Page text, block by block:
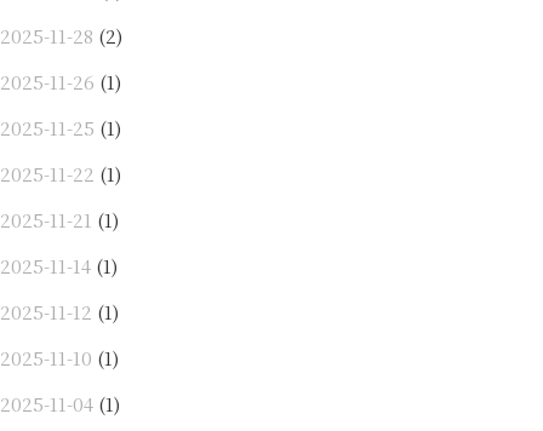
2025-11-28 (2)
2025-11-26 (1)
2025-11-25 (1)
2025-11-22 (1)
2025-11-21 (1)
2025-11-14 (1)
2025-11-12 (1)
2025-11-10 (1)
2025-11-04 (1)